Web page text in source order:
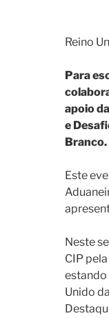
Reino
Para
apoio
e
Branco.
Este
Neste
CIP
estando
Unido